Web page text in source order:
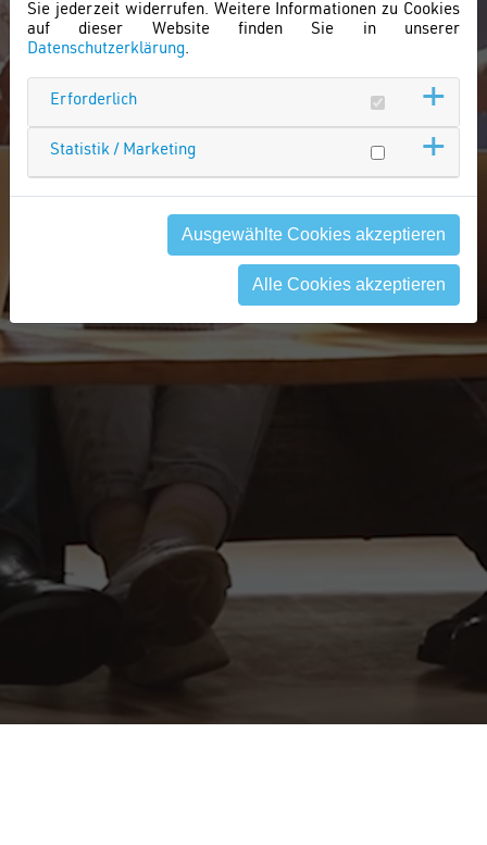
MICRO-LIVING UND SERVICED
APARTMENTS
sag uns nur "wo" - wir haben da was
Sie jederzeit widerrufen. Weitere Informationen zu Cookies
auf dieser Website finden Sie in unserer
Datenschutzerklärung.
Erforderlich
Statistik / Marketing
Ausgewählte Cookies akzeptieren
Alle Cookies akzeptieren